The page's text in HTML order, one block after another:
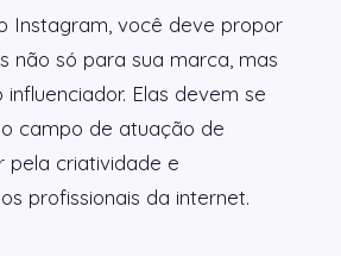
Instagram, você deve propor
não só para sua marca, mas
Elas devem se
campo de atuação de
pela criatividade e
profissionais da internet.